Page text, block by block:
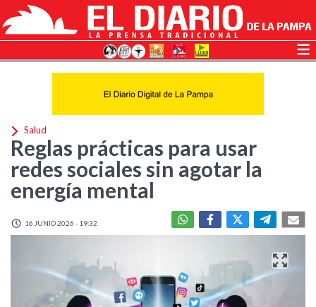
Salud
Reglas prácticas para usar
redes sociales sin agotar la
energía mental
16 JUNIO 2026 - 19:32